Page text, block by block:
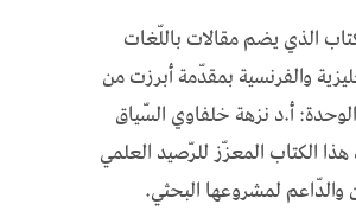
الذي يضم مقالات باللّغات
والفرنسية بمقدّمة أبرزت من
أ.د نزهة خلفاوي السّياق
هذا الكتاب المعزّز للرّصيد العلمي
لمشروعها البحثي.